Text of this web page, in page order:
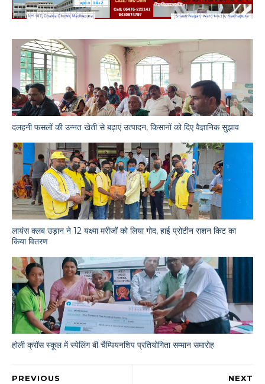
दलहनी फसलों की उन्नत खेती से बढ़ाएं उत्पादन, किसानों को दिए वैज्ञानिक सुझाव
लायंस क्लब उड़ान ने 12 यक्ष्मा मरीजों को लिया गोद, हाई प्रोटीन राशन किट का
किया वितरण
होली क्रॉस स्कूल में स्पेलिंग बी चैम्पियनशिप प्रतियोगिता सम्मान समारोह
NEXT
PREVIOUS